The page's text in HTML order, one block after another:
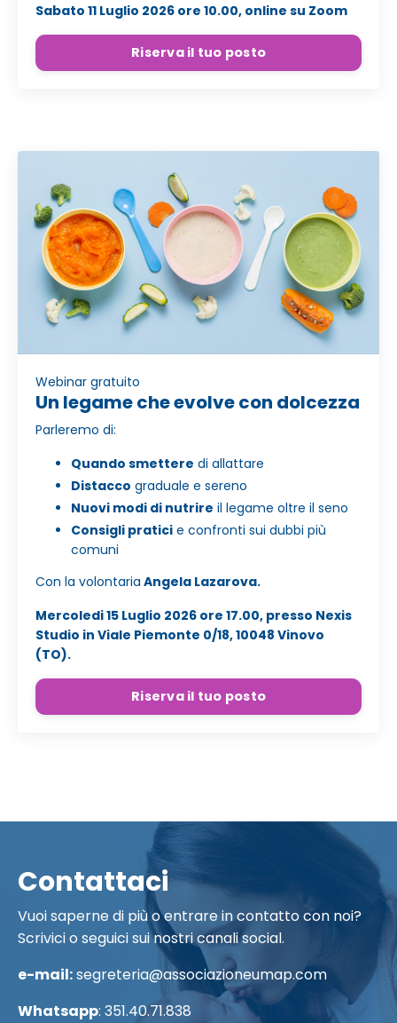
Sabato 11 Luglio 2026 ore 10.00, online su Zoom
Riserva il tuo posto
Webinar gratuito
Un legame che evolve con dolcezza
Parleremo di:
Quando smettere di allattare
Distacco graduale e sereno
Nuovi modi di nutrire il legame oltre il seno
Consigli pratici e confronti sui dubbi più
comuni
Con la volontaria Angela Lazarova.
Mercoledi 15 Luglio 2026 ore 17.00, presso Nexis
Studio in Viale Piemonte 0/18, 10048 Vinovo
(TO).
Riserva il tuo posto
Contattaci
Vuoi saperne di più o entrare in contatto con noi?
Scrivici o seguici sui nostri canali social.
e-mail:segreteria@associazioneumap.com
Whatsapp: 351.40.71.838